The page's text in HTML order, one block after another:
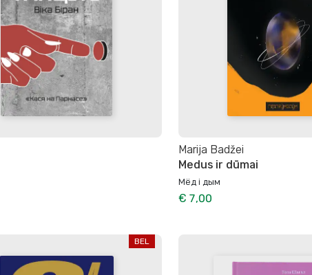
Marija Badžei
Medus ir dūmai
Мёд і дым
€ 7,00
BEL